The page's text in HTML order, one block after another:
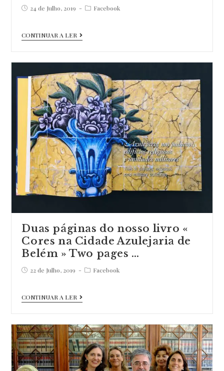
Post24 de Julho, 2019
PostFacebook
CONTINUAR A LER
Quem
adivinhar
que
livro
está
a
dar
sombra
à
Berta,
a
nossa
Duas páginas do nosso livro «
Cores na Cidade Azulejaria de
Belém » Two pages …
Post22 de Julho, 2019
PostFacebook
CONTINUAR A LER
Duas
do
nosso
livro
«